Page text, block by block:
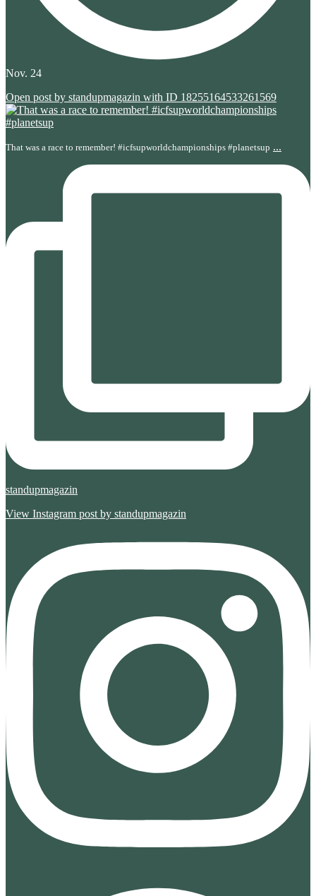
Nov. 24
Open post by standupmagazin with ID 18255164533261569
That was a race to remember! #icfsupworldchampionships #planetsup ...
standupmagazin
View Instagram post by standupmagazin